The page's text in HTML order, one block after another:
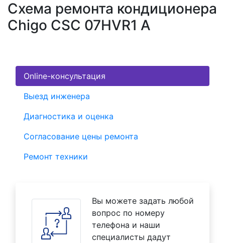
Схема ремонта кондиционера
Chigo CSC 07HVR1 A
Online-консультация
Выезд инженера
Диагностика и оценка
Согласование цены ремонта
Ремонт техники
Вы можете задать любой
вопрос по номеру
телефона и наши
специалисты дадут